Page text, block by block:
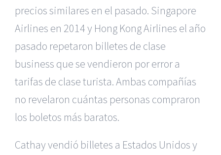
precios similares en el pasado. Singapore
Airlines en 2014 y Hong Kong Airlines el año
pasado repetaron billetes de clase
business que se vendieron por error a
tarifas de clase turista. Ambas compañías
no revelaron cuántas personas compraron
los boletos más baratos.
Cathay vendió billetes a Estados Unidos y